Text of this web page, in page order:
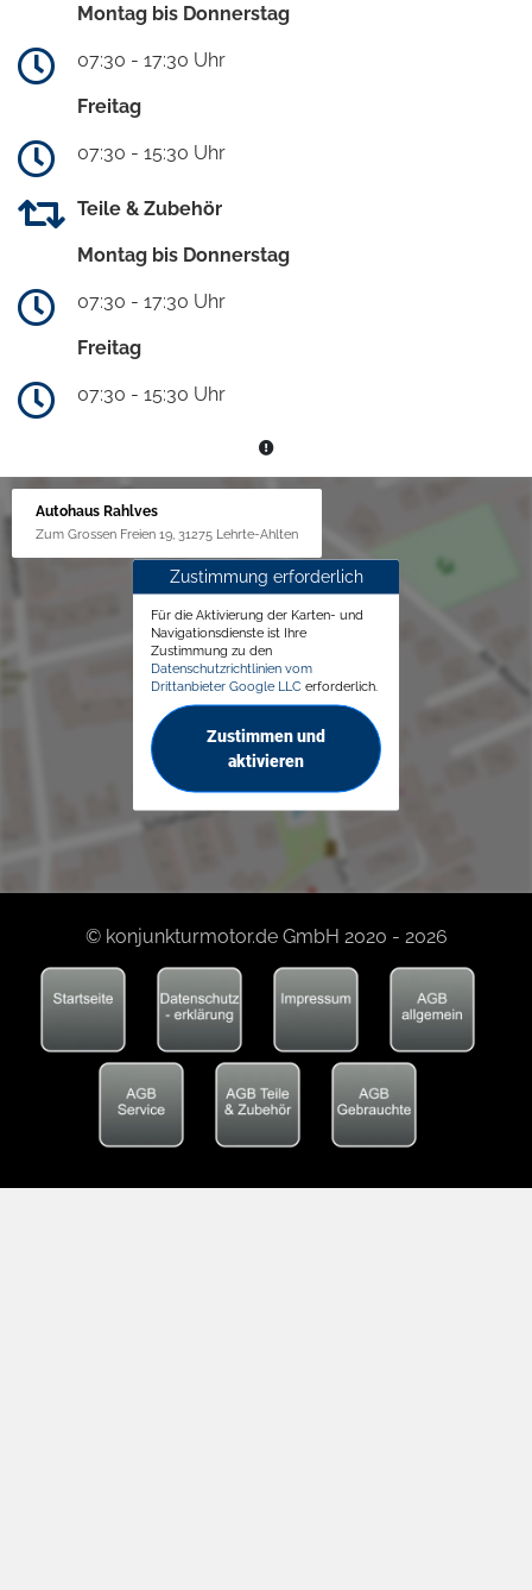
Montag bis Donnerstag
07:30 - 17:30 Uhr
Freitag
07:30 - 15:30 Uhr
Teile & Zubehör
Montag bis Donnerstag
07:30 - 17:30 Uhr
Freitag
07:30 - 15:30 Uhr
Autohaus Rahlves
Zum Grossen Freien 19, 31275 Lehrte-Ahlten
Zustimmung erforderlich
Für die Aktivierung der Karten- und
Navigationsdienste ist Ihre
Zustimmung zu den
Datenschutzrichtlinien vom
Drittanbieter Google LLC erforderlich.
Zustimmen und
aktivieren
© konjunkturmotor.de GmbH 2020 - 2026